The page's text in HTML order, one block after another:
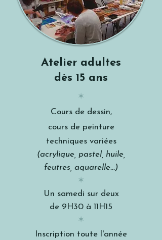
Atelier adultes
dès 15 ans
✶
Cours de dessin,
cours de peinture
techniques variées
(acrylique, pastel, huile,
feutres, aquarelle...)
✶
Un samedi sur deux
de 9H30 à 11H15
✶
Inscription toute l'année